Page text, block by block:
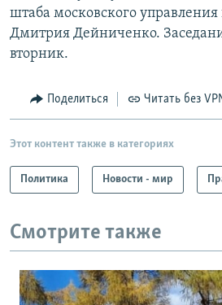
штаба московского
Дмитрия Дейниченко.
вторник.
Поделиться Читать без
Этот контент также в категориях
Политика Новости - мир
Смотрите также